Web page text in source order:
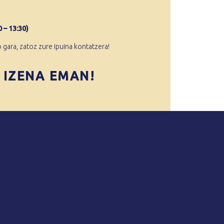
– 13:30)
zatoz zure ipuina kontatzera!
IZENA EMAN!